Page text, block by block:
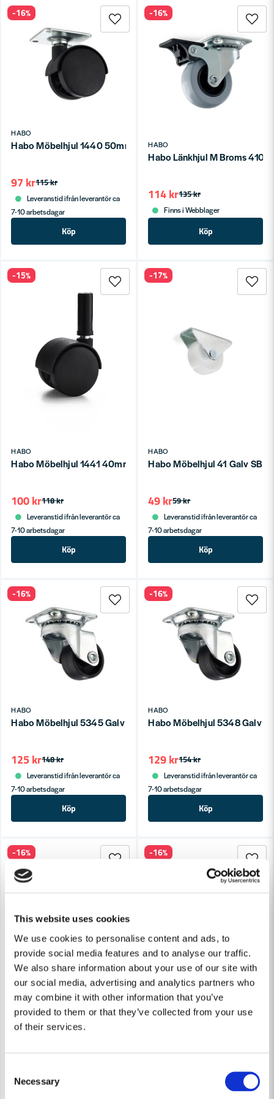
This website uses cookies
We use cookies to personalise content and ads, to
provide social media features and to analyse our traffic.
We also share information about your use of our site with
our social media, advertising and analytics partners who
may combine it with other information that you’ve
provided to them or that they’ve collected from your use
of their services.
Selection
Necessary
HABO
Habo Möbelhjul 1440 50mm Svart nylon SB
115 kr
97 kr
Leveranstid ifrån leverantör ca
7-10 arbetsdagar
Köp
-16%
HABO
Habo Länkhjul M Broms 4105
135 kr
114 kr
Finns i Webblager
Köp
-16%
HABO
Habo Möbelhjul 1441 40mm Svart Nylon SB
118 kr
100 kr
Leveranstid ifrån leverantör ca
7-10 arbetsdagar
Köp
-15%
HABO
Habo Möbelhjul 41 Galv SB
59 kr
49 kr
Leveranstid ifrån leverantör ca
7-10 arbetsdagar
Köp
-17%
HABO
Habo Möbelhjul 5345 Galv SB
148 kr
125 kr
Leveranstid ifrån leverantör ca
7-10 arbetsdagar
Köp
-16%
HABO
Habo Möbelhjul 5348 Galv
154 kr
129 kr
Leveranstid ifrån leverantör ca
7-10 arbetsdagar
Köp
-16%
-16% -16%